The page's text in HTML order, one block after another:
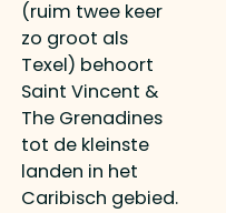
(ruim twee keer
zo groot als
Texel) behoort
Saint Vincent &
The Grenadines
tot de kleinste
landen in het
Caribisch gebied.